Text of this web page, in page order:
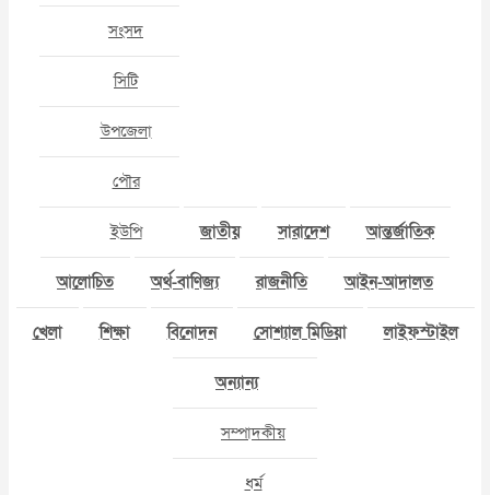
সংসদ
সিটি
উপজেলা
পৌর
ইউপি জাতীয় সারাদেশ আন্তর্জাতিক
আলোচিত অর্থ-বাণিজ্য রাজনীতি আইন-আদালত
খেলা শিক্ষা বিনোদন সোশ্যাল মিডিয়া লাইফস্টাইল
অন্যান্য
সম্পাদকীয়
ধর্ম